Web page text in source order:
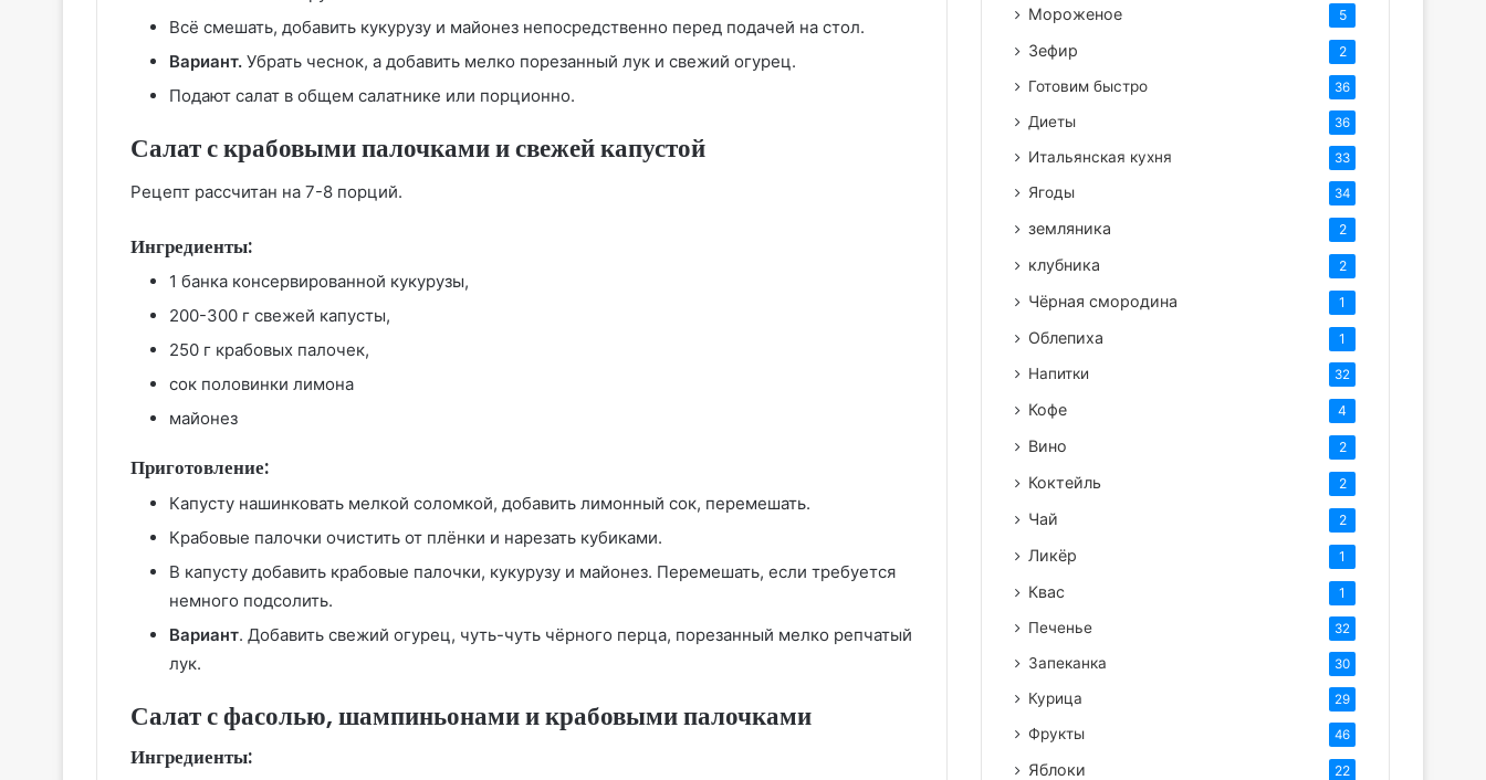
Всё смешать, добавить кукурузу и майонез непосредственно перед подачей на стол.
Вариант. Убрать чеснок, а добавить мелко порезанный лук и свежий огурец.
Подают салат в общем салатнике или порционно.
Салат с крабовыми палочками и свежей капустой
Рецепт рассчитан на 7-8 порций.
Ингредиенты:
1 банка консервированной кукурузы,
200-300 г свежей капусты,
250 г крабовых палочек,
сок половинки лимона
майонез
Приготовление:
Капусту нашинковать мелкой соломкой, добавить лимонный сок, перемешать.
Крабовые палочки очистить от плёнки и нарезать кубиками.
В капусту добавить крабовые палочки, кукурузу и майонез. Перемешать, если требуется
немного подсолить.
Вариант. Добавить свежий огурец, чуть-чуть чёрного перца, порезанный мелко репчатый
лук.
Салат с фасолью, шампиньонами и крабовыми палочками
Ингредиенты:
Мороженое 5
Зефир 2
Готовим быстро 36
Диеты 36
Итальянская кухня 33
Ягоды 34
земляника 2
клубника 2
Чёрная смородина 1
Облепиха 1
Напитки 32
Кофе 4
Вино 2
Коктейль 2
Чай 2
Ликёр 1
Квас 1
Печенье 32
Запеканка 30
Курица 29
Фрукты 46
Яблоки 22